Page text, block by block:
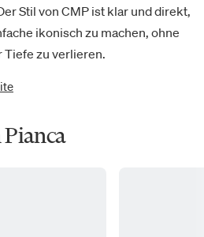
Stil von CMP ist klar und direkt,
ikonisch zu machen, ohne
zu verlieren.